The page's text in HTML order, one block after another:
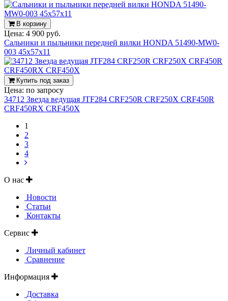
В корзину
Цена: 4 900 руб.
Сальники и пыльники передней вилки HONDA 51490-MW0-
003 45x57x11
Купить под заказ
Цена: по запросу
34712 Звезда ведущая JTF284 CRF250R CRF250X CRF450R
CRF450RX CRF450X
1
2
3
4
О нас
Новости
Статьи
Контакты
Сервис
Личный кабинет
Сравнение
Информация
Доставка